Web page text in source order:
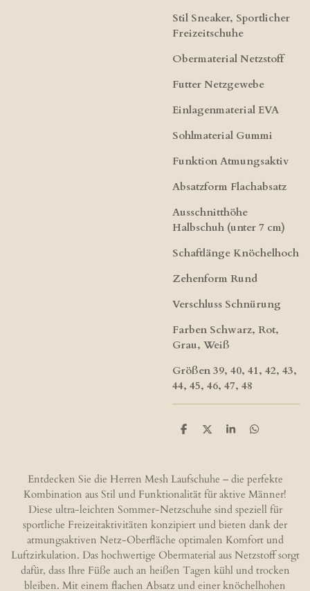
Stil Sneaker, Sportlicher
Freizeitschuhe
Obermaterial Netzstoff
Futter Netzgewebe
Einlagenmaterial EVA
Sohlmaterial Gummi
Funktion Atmungsaktiv
Absatzform Flachabsatz
Ausschnitthöhe
Halbschuh (unter 7 cm)
Schaftlänge Knöchelhoch
Zehenform Rund
Verschluss Schnürung
Farben Schwarz, Rot,
Grau, Weiß
Größen 39, 40, 41, 42, 43,
44, 45, 46, 47, 48
T
n
T
e
n
T
n
T
n
Entdecken Sie die Herren Mesh Laufschuhe – die perfekte
Kombination aus Stil und Funktionalität für aktive Männer!
Diese ultra-leichten Sommer-Netzschuhe sind speziell für
sportliche Freizeitaktivitäten konzipiert und bieten dank der
atmungsaktiven Netz-Oberfläche optimalen Komfort und
Luftzirkulation. Das hochwertige Obermaterial aus Netzstoff sorgt
dafür, dass Ihre Füße auch an heißen Tagen kühl und trocken
bleiben. Mit einem flachen Absatz und einer knöchelhohen